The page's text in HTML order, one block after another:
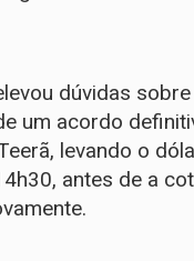
dúvidas sobre
um acordo
levando o
antes de a